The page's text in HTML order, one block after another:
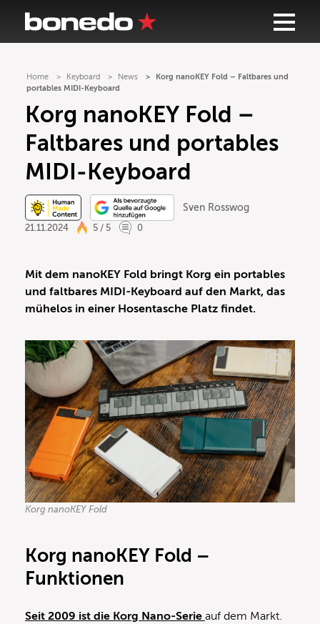
Home Keyboard News
Korg nanoKEY Fold – Faltbares und
portables MIDI-Keyboard
Korg nanoKEY Fold –
Faltbares und portables
MIDI-Keyboard
Sven Rosswog
21.11.2024
5 / 5 0
Mit dem nanoKEY Fold bringt Korg ein portables
und faltbares MIDI-Keyboard auf den Markt, das
mühelos in einer Hosentasche Platz findet.
Korg nanoKEY Fold
Korg nanoKEY Fold –
Funktionen
Seit 2009 ist die Korg Nano-Serie auf dem Markt.